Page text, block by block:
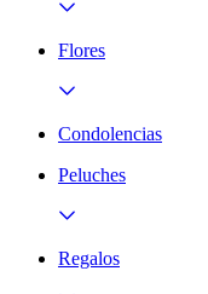
Flores
Condolencias
Peluches
Regalos